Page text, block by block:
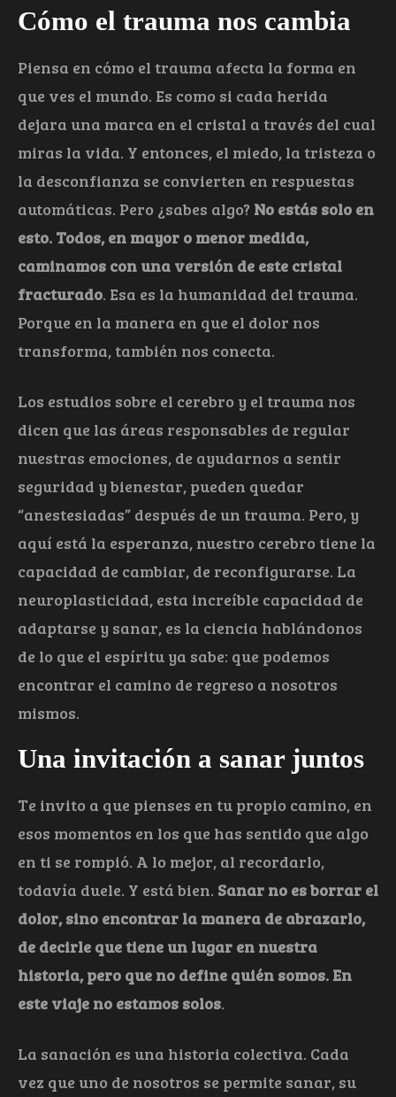
Cómo el trauma nos cambia
Piensa en cómo el trauma afecta la forma en
que ves el mundo. Es como si cada herida
dejara una marca en el cristal a través del cual
miras la vida. Y entonces, el miedo, la tristeza o
la desconfianza se convierten en respuestas
automáticas. Pero ¿sabes algo? No estás solo en
esto. Todos, en mayor o menor medida,
caminamos con una versión de este cristal
fracturado. Esa es la humanidad del trauma.
Porque en la manera en que el dolor nos
transforma, también nos conecta.
Los estudios sobre el cerebro y el trauma nos
dicen que las áreas responsables de regular
nuestras emociones, de ayudarnos a sentir
seguridad y bienestar, pueden quedar
“anestesiadas” después de un trauma. Pero, y
aquí está la esperanza, nuestro cerebro tiene la
capacidad de cambiar, de reconfigurarse. La
neuroplasticidad, esta increíble capacidad de
adaptarse y sanar, es la ciencia hablándonos
de lo que el espíritu ya sabe: que podemos
encontrar el camino de regreso a nosotros
mismos.
Una invitación a sanar juntos
Te invito a que pienses en tu propio camino, en
esos momentos en los que has sentido que algo
en ti se rompió. A lo mejor, al recordarlo,
todavía duele. Y está bien. Sanar no es borrar el
dolor, sino encontrar la manera de abrazarlo,
de decirle que tiene un lugar en nuestra
historia, pero que no define quién somos. En
este viaje no estamos solos.
La sanación es una historia colectiva. Cada
vez que uno de nosotros se permite sanar, su